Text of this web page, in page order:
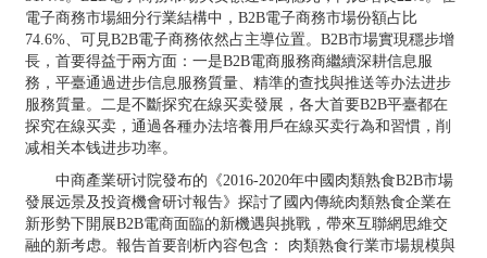
電子商務市場細分行業結構中，B2B電子商務市場份額占比
74.6%、可見B2B電子商務依然占主導位置。B2B市場實現穩步增
長，首要得益于兩方面：一是B2B電商服務商繼續深耕信息服
務，平臺通過进步信息服務質量、精準的查找與推送等办法进步
服務質量。二是不斷探究在線买卖發展，各大首要B2B平臺都在
探究在線买卖，通過各種办法培養用戶在線买卖行為和習慣，削
减相关本钱进步功率。
中商產業研讨院發布的《2016-2020年中國肉類熟食B2B市場
發展远景及投資機會研讨報告》探討了國內傳統肉類熟食企業在
新形勢下開展B2B電商面臨的新機遇與挑戰，帶來互聯網思維交
融的新考虑。報告首要剖析內容包含： 肉類熟食行業市場規模與